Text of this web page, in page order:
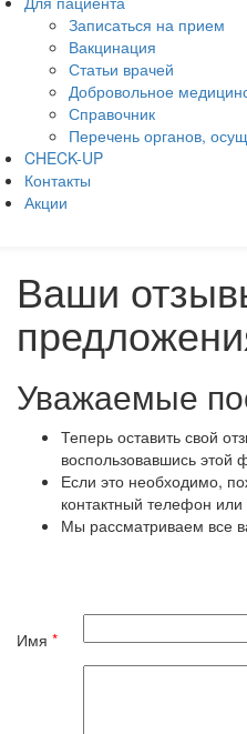
Записаться на прием
Вакцинация
Статьи врачей
Добровольное
Справочник
Перечень органов,
CHECK-UP
Контакты
Акции
Ваши
Уважаемые
Теперь оставить свой
воспользовавшись этой
Если это необходимо,
контактный телефон
Мы рассматриваем все
Имя *